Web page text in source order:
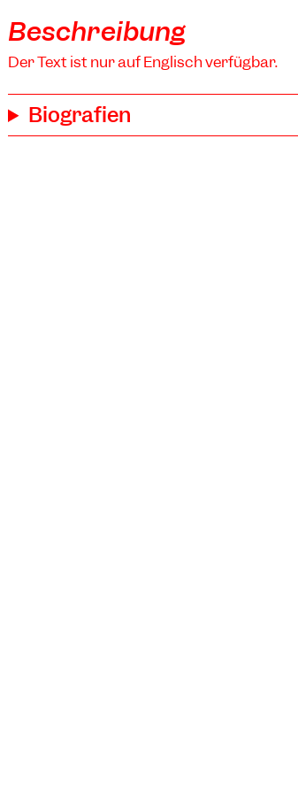
Beschreibung
Der Text ist nur auf Englisch verfügbar.
Biografien